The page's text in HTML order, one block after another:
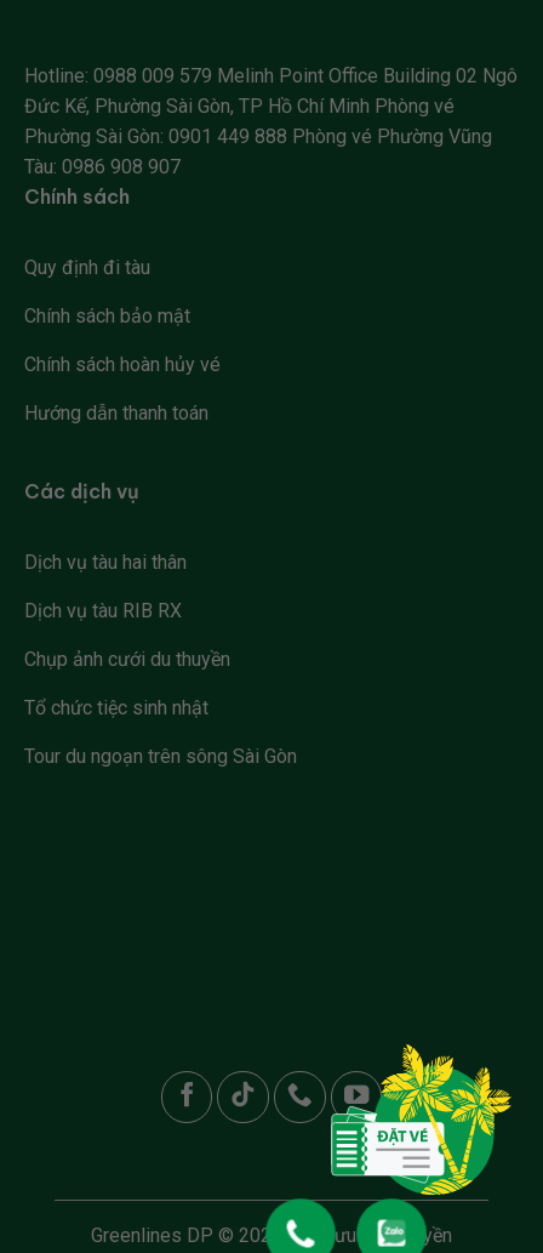
Hotline: 0988 009 579 Melinh Point Office Building 02 Ngô
Đức Kế, Phường Sài Gòn, TP Hồ Chí Minh Phòng vé
Phường Sài Gòn: 0901 449 888 Phòng vé Phường Vũng
Tàu: 0986 908 907
Chính sách
Quy định đi tàu
Chính sách bảo mật
Chính sách hoàn hủy vé
Hướng dẫn thanh toán
Các dịch vụ
Dịch vụ tàu hai thân
Dịch vụ tàu RIB RX
Chụp ảnh cưới du thuyền
Tổ chức tiệc sinh nhật
Tour du ngoạn trên sông Sài Gòn
Greenlines DP © 2025. Bảo lưu toàn quyền
ĐẶT VÉ